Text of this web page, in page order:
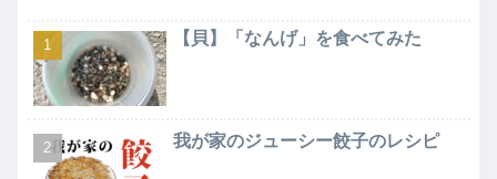
【貝】「なんげ」を食べてみた
我が家のジューシー餃子のレシピ